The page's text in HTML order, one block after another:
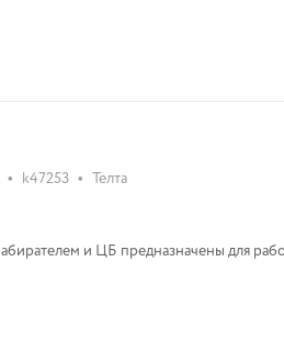
• k47253 • Телта
и ЦБ предназначены для